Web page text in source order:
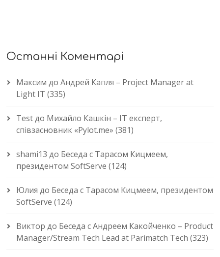
Останні Коментарі
Максим доАндрей Капля – Project Manager at
Light IT (335)
Testдо Михайло Кашкін – IT експерт,
співзасновник «Pylot.me» (381)
shami13 до Беседа с Тарасом Кицмеем,
президентом SoftServe (124)
Юлия до Беседа с Тарасом Кицмеем, президентом
SoftServe (124)
Виктор до Беседа с Андреем Какойченко – Product
Manager/Stream Tech Lead at Parimatch Tech (323)